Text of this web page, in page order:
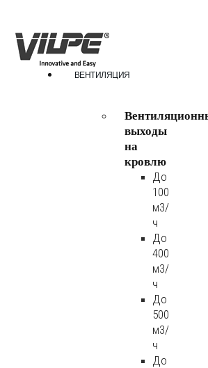
ВЕНТИЛЯЦИЯ
выходы
на
кровлю
До
100
м3/
ч
До
400
м3/
ч
До
500
м3/
ч
До